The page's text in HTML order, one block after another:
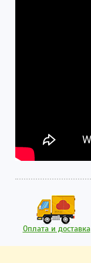
Оплата и доставка